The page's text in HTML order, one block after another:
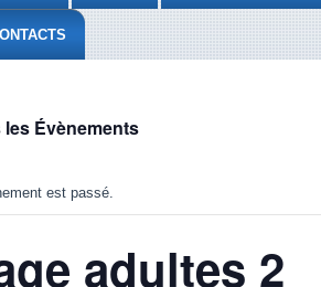
les Évènements
est passé.
adultes 2